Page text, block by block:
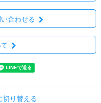
合わせる
切り替える